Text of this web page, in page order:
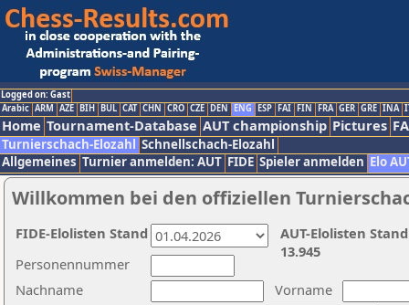
Logged on: Gast
Arabic ARM AZE BIH BUL CAT CHN CRO CZE DEN ENG ESP FAI FIN FRA GER GRE INA
Home Tournament-Database AUT championship Pictures
Turnierschach-Elozahl Schnellschach-Elozahl
Allgemeines Turnier anmelden: AUT FIDE Spieler anmelden Elo
Willkommen bei den offiziellen
Nachname
Vorname
Personennummer
AUT-Elolisten
13.945
FIDE-Elolisten Stand